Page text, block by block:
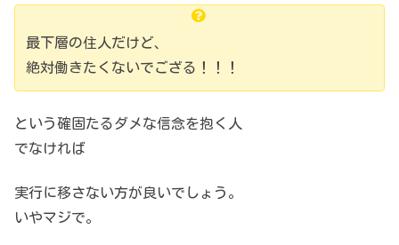
最下層の住人だけど、
絶対働きたくないでござる！！！
という確固たるダメな信念を抱く人
でなければ
実行に移さない方が良いでしょう。
いやマジで。